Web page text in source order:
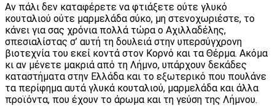
Αν πάλι δεν καταφέρετε να φτιάξετε ούτε γλυκό
κουταλιού ούτε μαρμελάδα σύκο, μη στενοχωριέστε, το
κάνει για σας χρόνια πολλά τώρα ο Αχιλλαδέλης,
σπεσιαλίστας σ’ αυτή τη δουλειά στην υπερσύγχρονη
βιοτεχνία του εκεί κοντά στον Κορνό και τα Θέρμα. Ακόμα
κι αν μένετε μακριά από τη Λήμνο, υπάρχουν δεκάδες
καταστήματα στην Ελλάδα και το εξωτερικό που πουλάνε
τα περίφημα αυτά γλυκά κουταλιού, μαρμελάδα και άλλα
προϊόντα, που έχουν το άρωμα και τη γεύση της Λήμνου.